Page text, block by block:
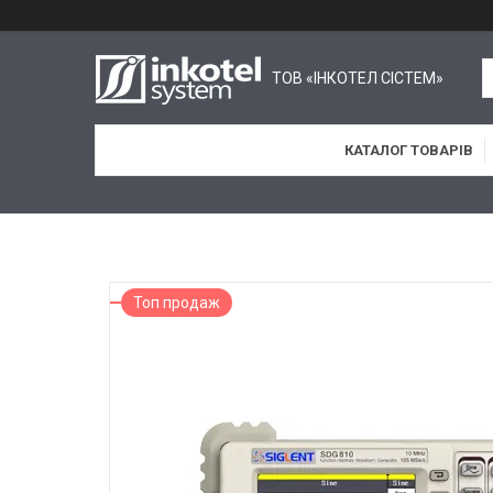
ТОВ «ІНКОТЕЛ СІСТЕМ»
КАТАЛОГ ТОВАРІВ
Топ продаж